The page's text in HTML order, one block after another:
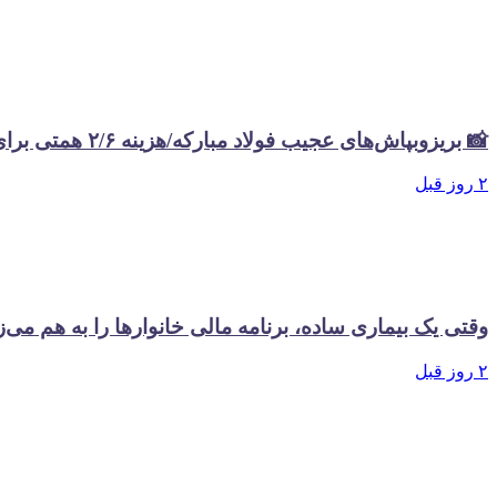
📸 بریزوبپاش‌های عجیب فولاد مبارکه/هزینه ۲/۶ همتی برای تبلیغات در سال گذشته
۲ روز قبل
وقتی یک بیماری ساده، برنامه مالی خانوارها را به هم
۲ روز قبل